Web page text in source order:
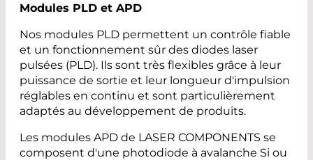
Modules PLD et APD
Nos modules PLD permettent un contrôle fiable
et un fonctionnement sûr des diodes laser
pulsées (PLD). Ils sont très flexibles grâce à leur
puissance de sortie et leur longueur d'impulsion
réglables en continu et sont particulièrement
adaptés au développement de produits.
Les modules APD de LASER COMPONENTS se
composent d'une photodiode à avalanche Si ou